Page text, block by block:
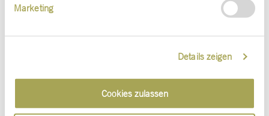
Marketing
Details zeigen
Cookies zulassen
Kerngeschäft und findet nur einmal jährlich
Sprecher*innen und rund 800